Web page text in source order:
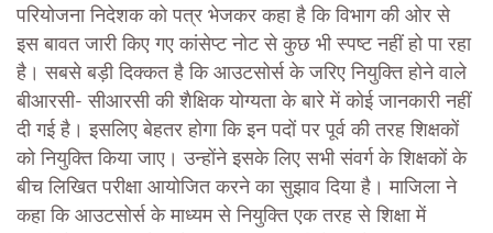
परियोजना निदेशक को पत्र भेजकर कहा है कि विभाग की ओर से
इस बावत जारी किए गए कांसेप्ट नोट से कुछ भी स्पष्ट नहीं हो पा रहा
है। सबसे बड़ी दिक्कत है कि आउटसोर्स के जरिए नियुक्ति होने वाले
बीआरसी- सीआरसी की शैक्षिक योग्यता के बारे में कोई जानकारी नहीं
दी गई है। इसलिए बेहतर होगा कि इन पदों पर पूर्व की तरह शिक्षकों
को नियुक्ति किया जाए। उन्होंने इसके लिए सभी संवर्ग के शिक्षकों के
बीच लिखित परीक्षा आयोजित करने का सुझाव दिया है। माजिला ने
कहा कि आउटसोर्स के माध्यम से नियुक्ति एक तरह से शिक्षा में